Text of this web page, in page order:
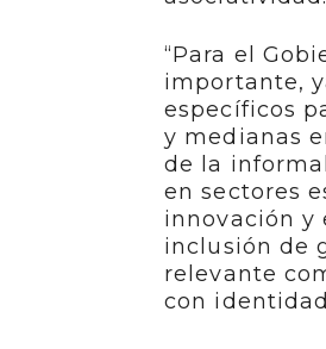
“Para el
importante,
específicos
y medianas
de la
en sectores
innovación y
inclusión de
relevante
con